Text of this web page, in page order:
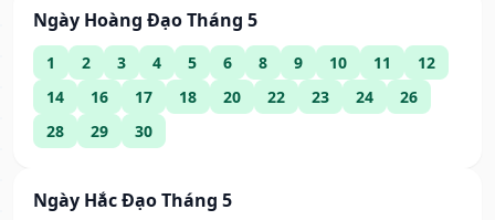
Ngày Hoàng Đạo Tháng 5
1 2 3 4 5 6 8 9 10 11
12
14
16 17 18 20 22 23 24
26
28
29 30
Ngày Hắc Đạo Tháng 5